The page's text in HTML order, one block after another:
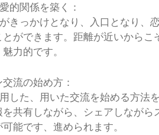
的関係を築く：
きっかけとなり、入口となり、
ができます。距離が近いから
力的です。
流の始め方：
した、用いた交流を始める方法
共有しながら、シェアしなが
能です、進められます。